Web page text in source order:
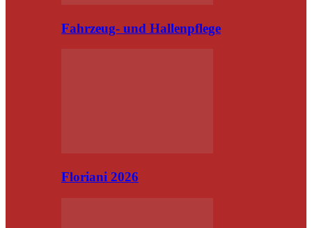
Fahrzeug- und Hallenpflege
Floriani 2026